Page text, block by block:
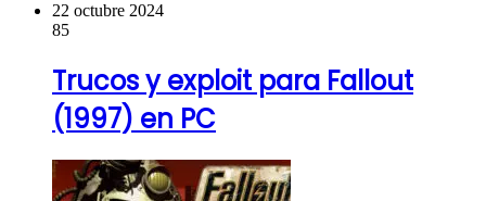
22 octubre 2024
85
Trucos y exploit para Fallout
(1997) en PC